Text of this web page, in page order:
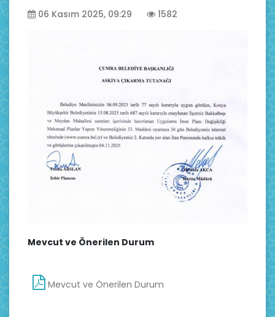
06 Kasım 2025, 09:29 1582
Mevcut ve Önerilen Durum
Mevcut ve Önerilen Durum